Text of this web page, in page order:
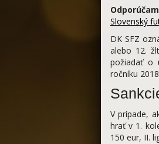
Slovenský
DK SFZ
alebo 12.
požiadať o
ročníku
V prípade,
hrať v 1.
150 eur, II.